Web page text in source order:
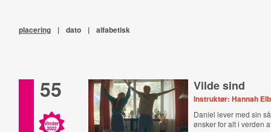
placering | dato | alfabetisk
55
Vinder
2022
Vilde sind
Instruktør: Hannah
Daniel lever med sin
ønsker for alt i verden